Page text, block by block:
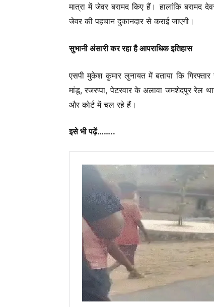
मात्रा में जेवर बरामद किए हैं। हालांकि बरामद
जेवर की पहचान दुकानदार से कराई जाएगी।
सुभानी अंसारी कर रहा है आपराधिक इतिहास
एसपी मुकेश कुमार लुनायत में बताया कि
मांडू, रजरप्पा, पेटरवार के अलावा जमशेदपुर
और कोर्ट में चल रहे हैं।
इसे भी पढ़ें……..